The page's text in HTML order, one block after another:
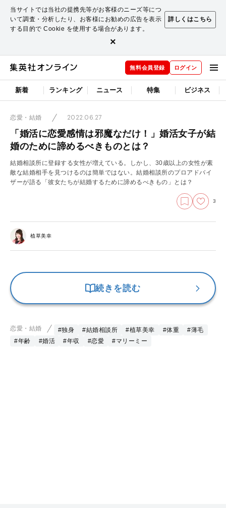
当サイトでは当社の提携先等がお客様のニーズ等につ
いて調査・分析したり、お客様にお勧めの広告を表示
する目的で Cookie を使用する場合があります。
詳しくはこちら
×
無料会員登録 ログイン
新着 ランキング ニュース 特集 ビジネス
恋愛・結婚 2022.06.27
「婚活に恋愛感情は邪魔なだけ！」婚活女子が結
婚のために諦めるべきものとは？
結婚相談所に登録する女性が増えている。しかし、30歳以上の女性が素
敵な結婚相手を見つけるのは簡単ではない。結婚相談所のプロアドバイ
ザーが語る「彼女たちが結婚するために諦めるべきもの」とは？
3
植草美幸
続きを読む
恋愛・結婚 #独身 #結婚相談所 #植草美幸 #体重
#薄毛
#年齢
#婚活 #年収 #恋愛 #マリーミー